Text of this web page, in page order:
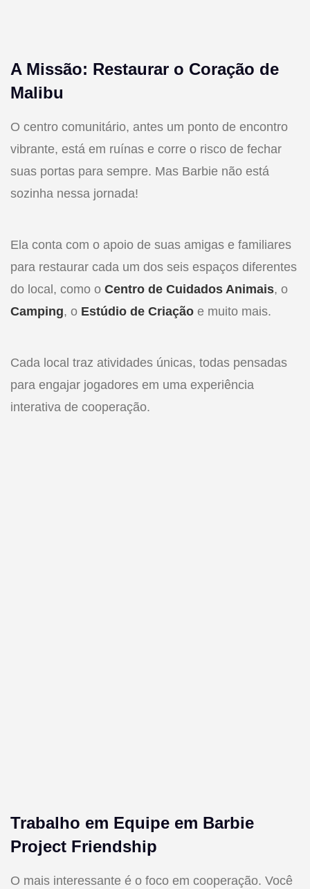
A Missão: Restaurar o Coração de
Malibu
O centro comunitário, antes um ponto de encontro
vibrante, está em ruínas e corre o risco de fechar
suas portas para sempre. Mas Barbie não está
sozinha nessa jornada!
Ela conta com o apoio de suas amigas e familiares
para restaurar cada um dos seis espaços diferentes
do local, como o Centro de Cuidados Animais, o
Camping, o Estúdio de Criação e muito mais.
Cada local traz atividades únicas, todas pensadas
para engajar jogadores em uma experiência
interativa de cooperação.
Trabalho em Equipe em Barbie
Project Friendship
O mais interessante é o foco em cooperação. Você